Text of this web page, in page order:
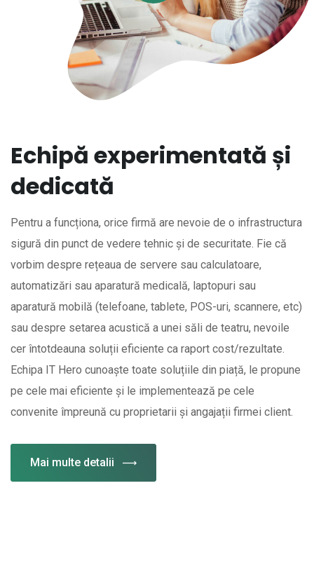
Echipă experimentată și
dedicată
Pentru a funcționa, orice firmă are nevoie de o infrastructura
sigură din punct de vedere tehnic și de securitate. Fie că
vorbim despre rețeaua de servere sau calculatoare,
automatizări sau aparatură medicală, laptopuri sau
aparatură mobilă (telefoane, tablete, POS-uri, scannere, etc)
sau despre setarea acustică a unei săli de teatru, nevoile
cer întotdeauna soluții eficiente ca raport cost/rezultate.
Echipa IT Hero cunoaște toate soluțiile din piață, le propune
pe cele mai eficiente și le implementează pe cele
convenite împreună cu proprietarii și angajații firmei client.
Mai multe detalii